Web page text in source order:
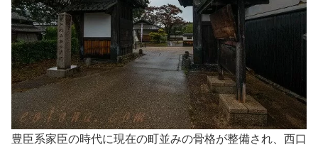
豊臣系家臣の時代に現在の町並みの骨格が整備され、西口